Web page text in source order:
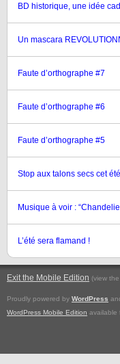
BD historique, une idée
Un mascara
Faute d’orthographe #7
Faute d’orthographe #6
Faute d’orthographe #5
Stop aux talons secs cet
Musique à voir :
L’été sera flamand !
Exit the Mobile Edition (view
Proudly powered by WordPress
WordPress Mobile Edition available